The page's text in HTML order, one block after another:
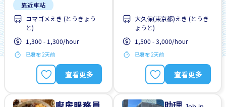
靠近車站
コマゴメえき (とうきょう
と)
1,300 - 1,300/hour
已發布 2天前
查看更多
無經驗要求
無需簡歷
大久保(東京都)えき (とうき
ょうと)
1,500 - 3,000/hour
已發布 2天前
查看更多